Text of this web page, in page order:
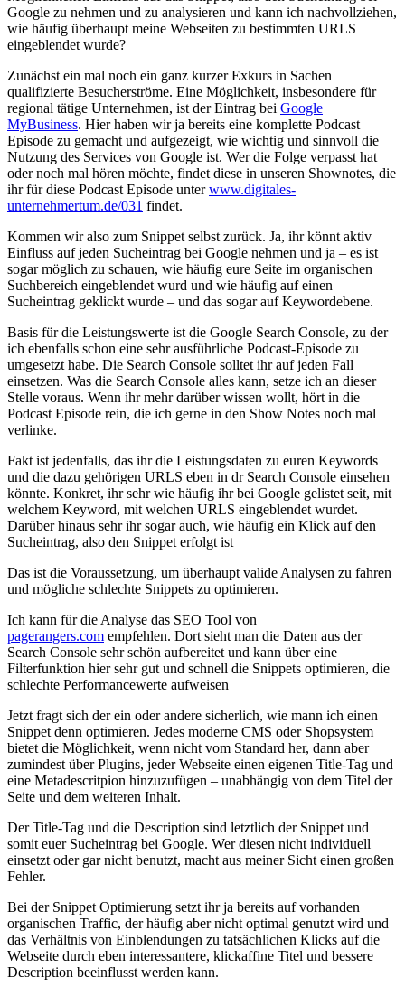
Google zu nehmen und zu analysieren und kann ich nachvollziehen,
wie häufig überhaupt meine Webseiten zu bestimmten URLS
eingeblendet wurde?
Zunächst ein mal noch ein ganz kurzer Exkurs in Sachen
qualifizierte Besucherströme. Eine Möglichkeit, insbesondere für
regional tätige Unternehmen, ist der Eintrag bei Google
MyBusiness. Hier haben wir ja bereits eine komplette Podcast
Episode zu gemacht und aufgezeigt, wie wichtig und sinnvoll die
Nutzung des Services von Google ist. Wer die Folge verpasst hat
oder noch mal hören möchte, findet diese in unseren Shownotes, die
ihr für diese Podcast Episode unterwww.digitales-
unternehmertum.de/031 findet.
Kommen wir also zum Snippet selbst zurück. Ja, ihr könnt aktiv
Einfluss auf jeden Sucheintrag bei Google nehmen und ja – es ist
sogar möglich zu schauen, wie häufig eure Seite im organischen
Suchbereich eingeblendet wurd und wie häufig auf einen
Sucheintrag geklickt wurde – und das sogar auf Keywordebene.
Basis für die Leistungswerte ist die Google Search Console, zu der
ich ebenfalls schon eine sehr ausführliche Podcast-Episode zu
umgesetzt habe. Die Search Console solltet ihr auf jeden Fall
einsetzen. Was die Search Console alles kann, setze ich an dieser
Stelle voraus. Wenn ihr mehr darüber wissen wollt, hört in die
Podcast Episode rein, die ich gerne in den Show Notes noch mal
verlinke.
Fakt ist jedenfalls, das ihr die Leistungsdaten zu euren Keywords
und die dazu gehörigen URLS eben in dr Search Console einsehen
könnte. Konkret, ihr sehr wie häufig ihr bei Google gelistet seit, mit
welchem Keyword, mit welchen URLS eingeblendet wurdet.
Darüber hinaus sehr ihr sogar auch, wie häufig ein Klick auf den
Sucheintrag, also den Snippet erfolgt ist
Das ist die Voraussetzung, um überhaupt valide Analysen zu fahren
und mögliche schlechte Snippets zu optimieren.
Ich kann für die Analyse das SEO Tool von
pagerangers.com empfehlen. Dort sieht man die Daten aus der
Search Console sehr schön aufbereitet und kann über eine
Filterfunktion hier sehr gut und schnell die Snippets optimieren, die
schlechte Performancewerte aufweisen
Jetzt fragt sich der ein oder andere sicherlich, wie mann ich einen
Snippet denn optimieren. Jedes moderne CMS oder Shopsystem
bietet die Möglichkeit, wenn nicht vom Standard her, dann aber
zumindest über Plugins, jeder Webseite einen eigenen Title-Tag und
eine Metadescritpion hinzuzufügen – unabhängig von dem Titel der
Seite und dem weiteren Inhalt.
Der Title-Tag und die Description sind letztlich der Snippet und
somit euer Sucheintrag bei Google. Wer diesen nicht individuell
einsetzt oder gar nicht benutzt, macht aus meiner Sicht einen großen
Fehler.
Bei der Snippet Optimierung setzt ihr ja bereits auf vorhanden
organischen Traffic, der häufig aber nicht optimal genutzt wird und
das Verhältnis von Einblendungen zu tatsächlichen Klicks auf die
Webseite durch eben interessantere, klickaffine Titel und bessere
Description beeinflusst werden kann.